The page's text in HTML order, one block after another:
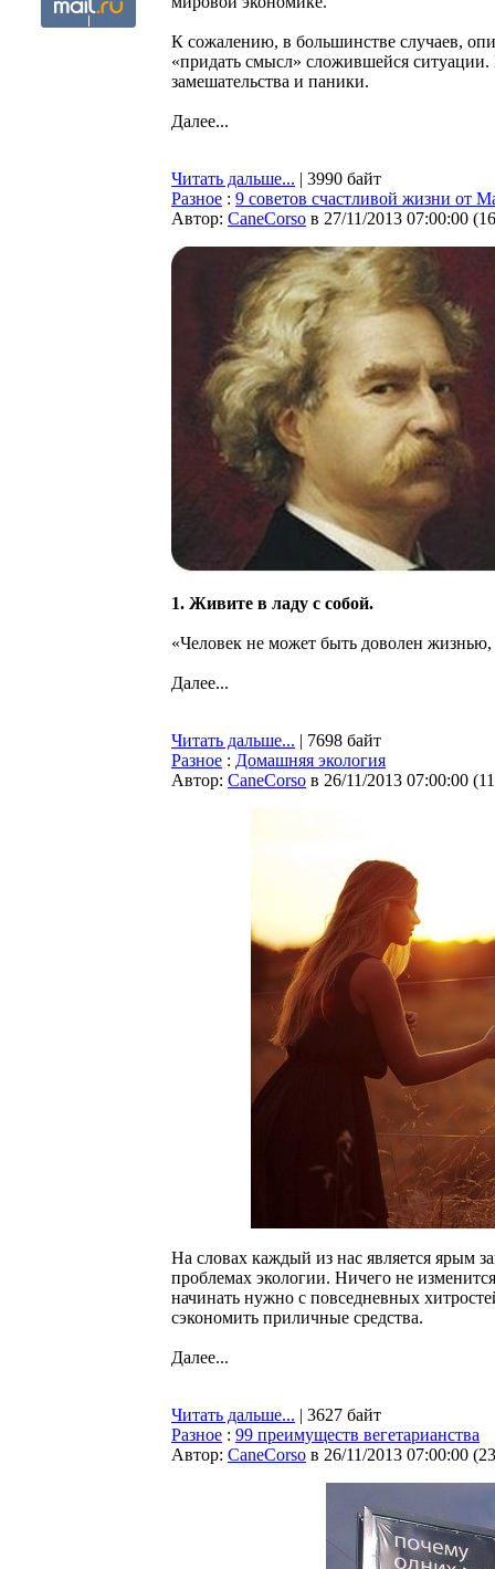
К сожалению, в большинстве случаев,
«придать смысл» сложившейся
замешательства и паники.
Далее...
Читать дальше... | 3990 байт
Разное : 9 советов счастливой жизни от
Автор: CaneCorso в 27/11/2013 07:00:00 (
1. Живите в ладу с собой.
«Человек не может быть доволен
Далее...
Читать дальше... | 7698 байт
Разное : Домашняя экология
Автор: CaneCorso в 26/11/2013 07:00:00 (
На словах каждый из нас является ярым
проблемах экологии. Ничего не
начинать нужно с повседневных
сэкономить приличные средства.
Далее...
Читать дальше... | 3627 байт
Разное : 99 преимуществ вегетарианства
Автор: CaneCorso в 26/11/2013 07:00:00 (